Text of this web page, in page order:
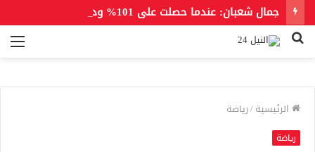
بحث
الرئيسية/رياضة
رياضة